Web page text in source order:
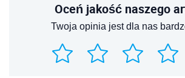
Oceń jakość naszego
Twoja opinia jest dla nas